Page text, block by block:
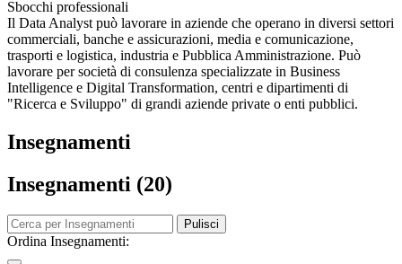
Sbocchi professionali
Il Data Analyst può lavorare in aziende che operano in diversi settori
commerciali, banche e assicurazioni, media e comunicazione,
trasporti e logistica, industria e Pubblica Amministrazione. Può
lavorare per società di consulenza specializzate in Business
Intelligence e Digital Transformation, centri e dipartimenti di
"Ricerca e Sviluppo" di grandi aziende private o enti pubblici.
Insegnamenti
Insegnamenti (20)
Pulisci
Ordina Insegnamenti: